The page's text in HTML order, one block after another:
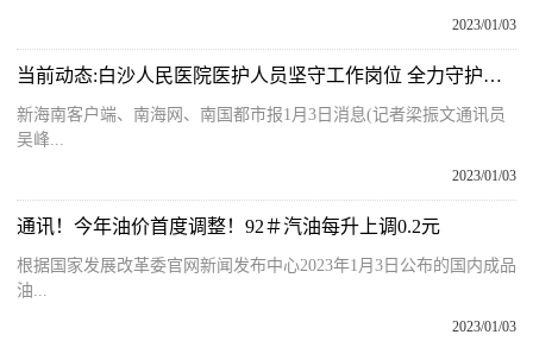
2023/01/03
当前动态:白沙人民医院医护人员坚守工作岗位 全力守护百姓健康
新海南客户端、南海网、南国都市报1月3日消息(记者梁振文通讯员
吴峰...
2023/01/03
通讯！今年油价首度调整！92＃汽油每升上调0.2元
根据国家发展改革委官网新闻发布中心2023年1月3日公布的国内成品
油...
2023/01/03